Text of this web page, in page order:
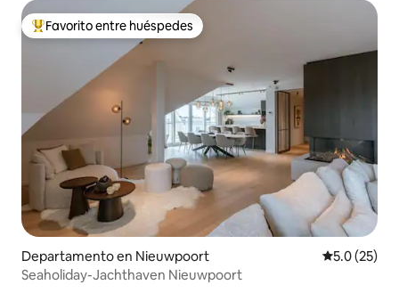
De los mejores en Favorito entre huéspedes
Favorito entre huéspedes
Departamento en Nieuwpoort Calificación
5.0 (25)
Seaholiday-Jachthaven Nieuwpoort